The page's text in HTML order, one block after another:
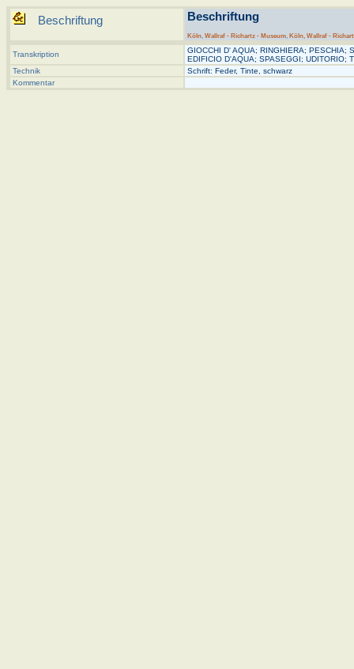
Beschriftung Beschriftung
Köln, Wallraf - Richartz - Museum, Köln, Wallraf -
Transkription
GIOCCHI D' AQUA; RINGHIERA; PESCHIA;
EDIFICIO D'AQUA; SPASEGGI; UDITORIO;
Technik
Schrift: Feder, Tinte, schwarz
Kommentar